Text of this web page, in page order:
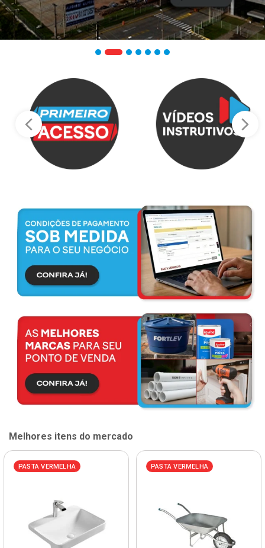
Melhores itens do mercado
PASTA VERMELHA PASTA VERMELHA